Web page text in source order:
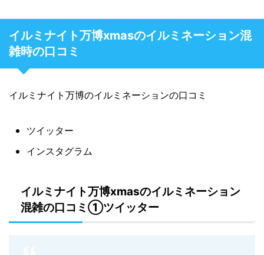
イルミナイト万博xmasのイルミネーション混
雑時の口コミ
イルミナイト万博のイルミネーションの口コミ
ツイッター
インスタグラム
イルミナイト万博xmasのイルミネーション
混雑の口コミ①ツイッター